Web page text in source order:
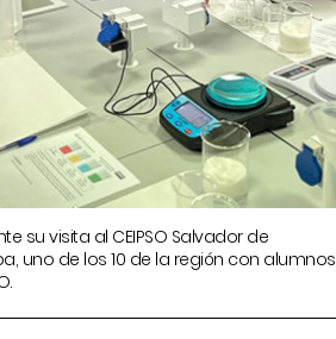
su visita al CEIPSO Salvador de
uno de los 10 de la región con alumnos